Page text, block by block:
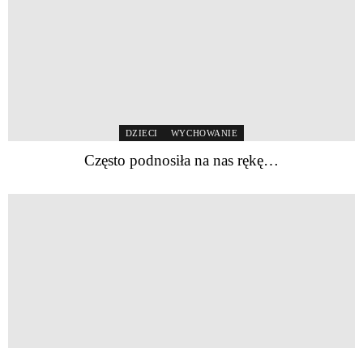
DZIECI WYCHOWANIE
Często podnosiła na nas rękę…